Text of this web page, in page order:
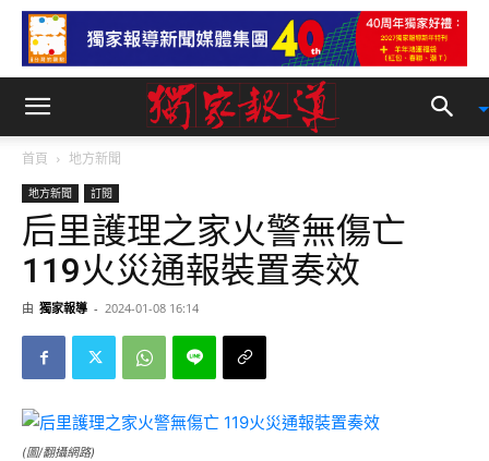
首頁 地方新聞
地方新聞 訂閱
后里護理之家火警無傷亡
119火災通報裝置奏效
由 獨家報導 - 2024-01-08 16:14
(圖/翻攝網路)